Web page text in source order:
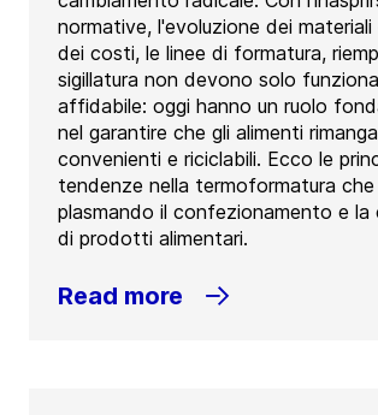
normative, l'evoluzione dei materiali
dei costi, le linee di formatura,
sigillatura non devono solo
affidabile: oggi hanno un ruolo
nel garantire che gli alimenti
convenienti e riciclabili. Ecco le
tendenze nella termoformatura
plasmando il confezionamento e la
di prodotti alimentari.
Read more